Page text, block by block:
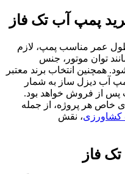
پمپ آب تک فاز
عمر مناسب پمپ، لازم
توان موتور، جنس
همچنین انتخاب برند معتبر
آب دیزل ساز به شمار
پس از فروش خواهد بود.
خاص هر پروژه، از جمله
کشاورزی، نقش
فاز